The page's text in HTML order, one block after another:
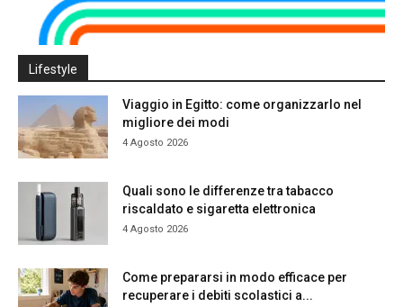
Lifestyle
Viaggio in Egitto: come organizzarlo nel
migliore dei modi
4 Agosto 2026
Quali sono le differenze tra tabacco
riscaldato e sigaretta elettronica
4 Agosto 2026
Come prepararsi in modo efficace per
recuperare i debiti scolastici a...